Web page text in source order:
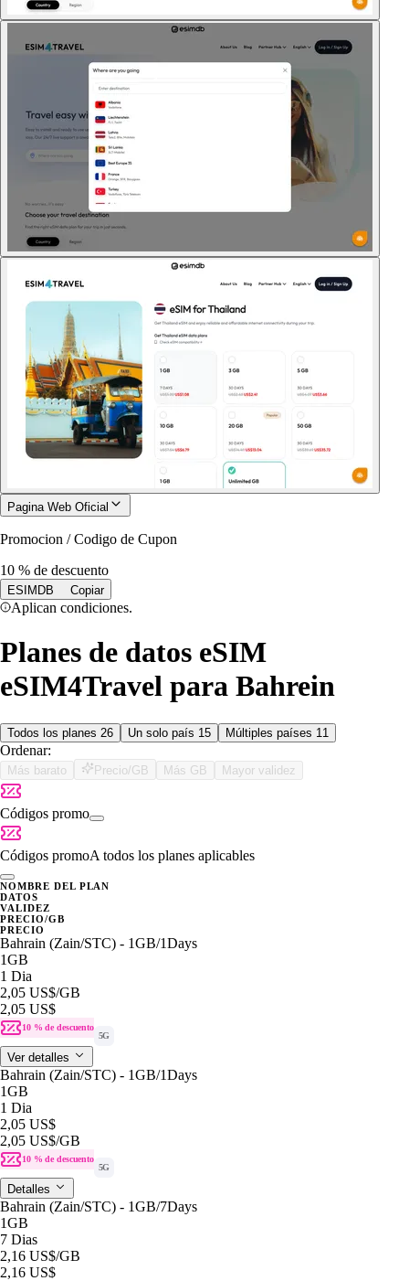
Pagina Web Oficial
Promocion / Codigo de Cupon
10 % de descuento
ESIMDB Copiar
Aplican condiciones.
Planes de datos eSIM
eSIM4Travel para Bahrein
Todos los planes 26 Un solo país 15 Múltiples países 11
Ordenar:
Más barato Precio/GB Más GB Mayor validez
Códigos promo
Códigos promoA todos los planes aplicables
NOMBRE DEL PLAN
DATOS
VALIDEZ
PRECIO/GB
PRECIO
Bahrain (Zain/STC) - 1GB/1Days
1GB
1 Dia
2,05 US$/GB
2,05 US$
10 % de descuento
5G
Ver detalles
Bahrain (Zain/STC) - 1GB/1Days
1GB
1 Dia
2,05 US$
2,05 US$/GB
10 % de descuento
5G
Detalles
Bahrain (Zain/STC) - 1GB/7Days
1GB
7 Dias
2,16 US$/GB
2,16 US$